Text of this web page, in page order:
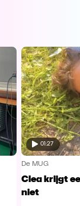
01:27
De MUG
Clea krijgt
niet